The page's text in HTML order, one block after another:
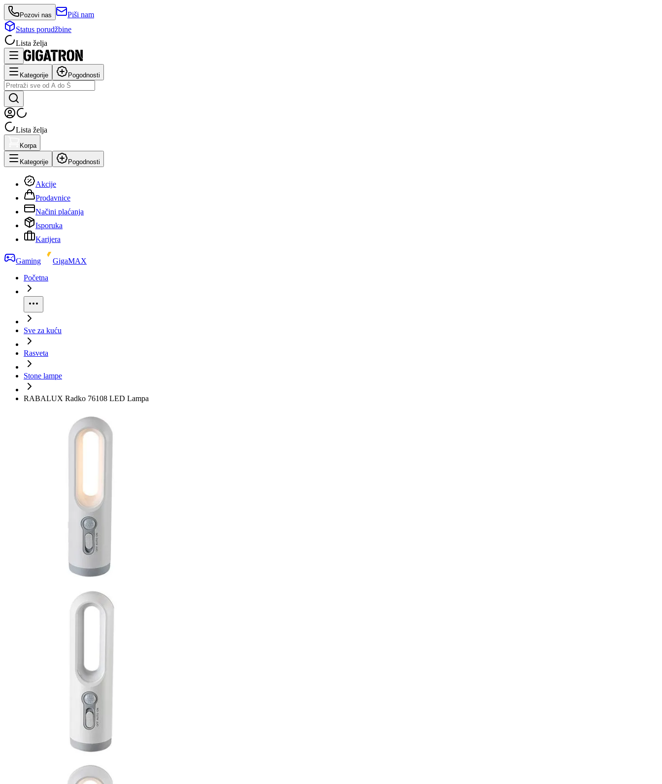
Pozovi nas
Piši nam
Status porudžbine
Lista želja
Kategorije Pogodnosti
Lista želja
Korpa
Kategorije Pogodnosti
Akcije
Prodavnice
Načini plaćanja
Isporuka
Karijera
Gaming
GigaMAX
Početna
Sve za kuću
Rasveta
Stone lampe
RABALUX Radko 76108 LED Lampa